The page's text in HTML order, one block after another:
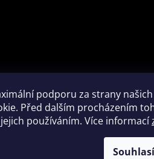
podporu za strany našich
Před dalším procházením
používáním. Více informací